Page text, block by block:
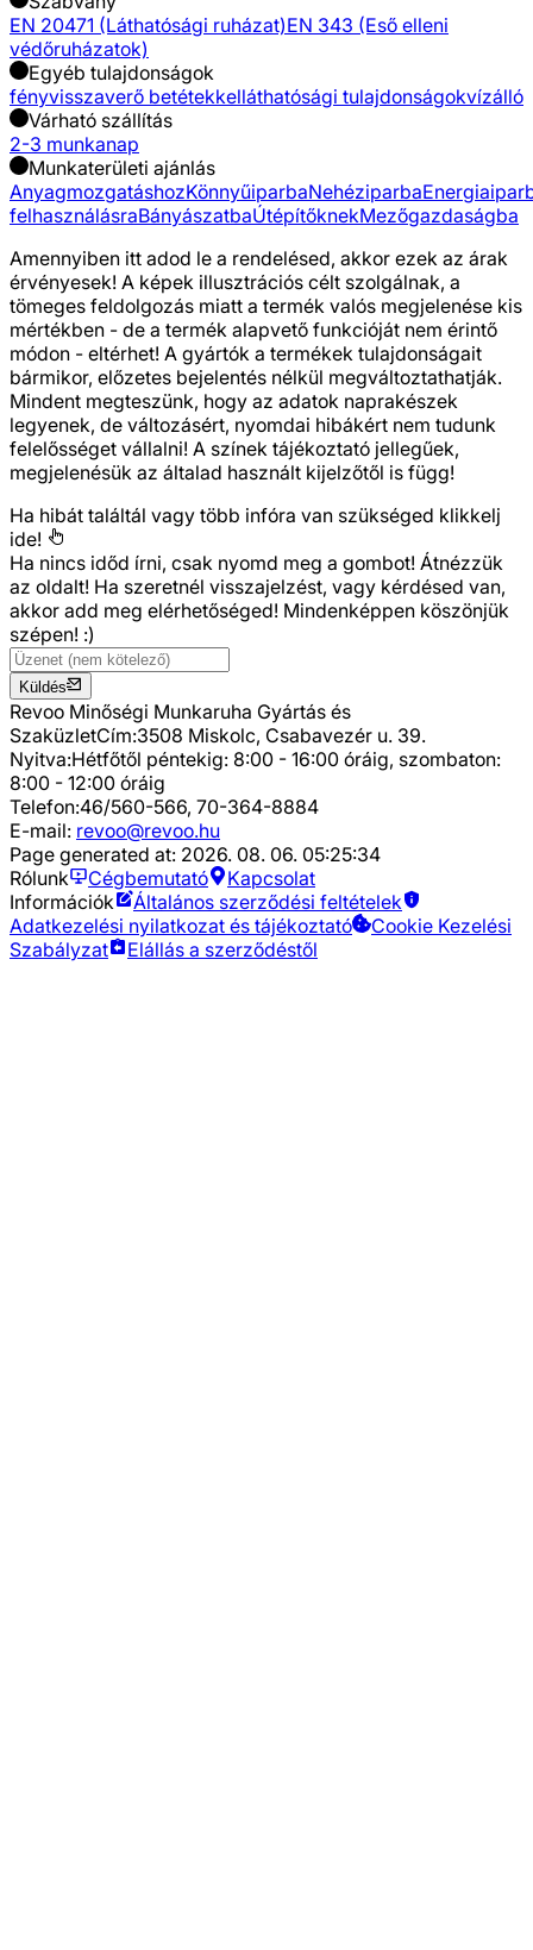
EN 20471 (Láthatósági ruházat)EN 343 (Eső elleni
védőruházatok)
Egyéb tulajdonságok
fényvisszaverő betétekkelláthatósági tulajdonságokvízálló
Várható szállítás
2-3 munkanap
Munkaterületi ajánlás
AnyagmozgatáshozKönnyűiparbaNehéziparba
felhasználásraBányászatbaÚtépítőknekMezőgazdaságba
Amennyiben itt adod le a rendelésed, akkor ezek az árak
érvényesek! A képek illusztrációs célt szolgálnak, a
tömeges feldolgozás miatt a termék valós megjelenése kis
mértékben - de a termék alapvető funkcióját nem érintő
módon - eltérhet! A gyártók a termékek tulajdonságait
bármikor, előzetes bejelentés nélkül megváltoztathatják.
Mindent megteszünk, hogy az adatok naprakészek
legyenek, de változásért, nyomdai hibákért nem tudunk
felelősséget vállalni! A színek tájékoztató jellegűek,
megjelenésük az általad használt kijelzőtől is függ!
Ha hibát találtál vagy több infóra van szükséged klikkelj
ide!
Ha nincs időd írni, csak nyomd meg a gombot! Átnézzük
az oldalt! Ha szeretnél visszajelzést, vagy kérdésed van,
akkor add meg elérhetőséged! Mindenképpen köszönjük
szépen! :)
Küldés
Revoo Minőségi Munkaruha Gyártás és
SzaküzletCím:3508 Miskolc, Csabavezér u. 39.
Nyitva:Hétfőtől péntekig: 8:00 - 16:00 óráig, szombaton:
8:00 - 12:00 óráig
Telefon:46/560-566, 70-364-8884
E-mail: revoo@revoo.hu
Page generated at: 2026. 08. 06. 05:25:34
Rólunk
Cégbemutató
Kapcsolat
Információk
Általános szerződési feltételek
Adatkezelési nyilatkozat és tájékoztató
Cookie Kezelési
Szabályzat
Elállás a szerződéstől